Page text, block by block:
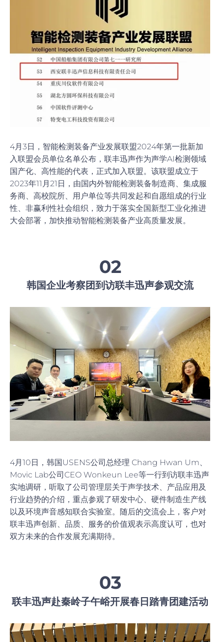
4月3日，智能检测装备产业发展联盟2024年第一批新加
入联盟会员单位名单公布，联丰迅声作为声学AI检测领域
国产化、高性能的代表，正式加入联盟。该联盟成立于
2023年11月21日，由国内外智能检测装备制造商、集成服
务商、高校院所、用户单位等共同发起和自愿组成的行业
性、非赢利性社会组织，致力于落实全国新型工业化推进
大会部署，加快推动智能检测装备产业高质量发展。
02
韩国企业考察团到访联丰迅声参观交流
4月10日，韩国USENS公司总经理 Chang Hwan Um、
Movic Lab公司CEO Wonkeun Lee等一行到访联丰迅声
实地调研，听取了公司管理层关于声学技术、产品应用及
行业趋势的介绍，重点参观了研发中心、硬件制造生产线
以及环境声音感知联合实验室。随后的交流会上，客户对
联丰迅声创新、品质、服务的价值观表示高度认可，也对
双方未来的合作发展充满期待。
03
联丰迅声赴秦岭子午峪开展春日踏青团建活动